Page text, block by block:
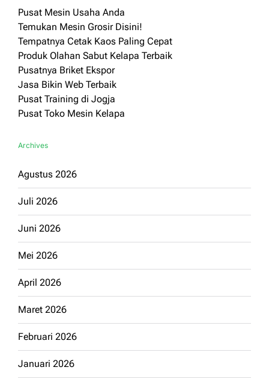
Pusat Mesin Usaha Anda
Temukan Mesin Grosir Disini!
Tempatnya Cetak Kaos Paling Cepat
Produk Olahan Sabut Kelapa Terbaik
Pusatnya Briket Ekspor
Jasa Bikin Web Terbaik
Pusat Training di Jogja
Pusat Toko Mesin Kelapa
Archives
Agustus 2026
Juli 2026
Juni 2026
Mei 2026
April 2026
Maret 2026
Februari 2026
Januari 2026